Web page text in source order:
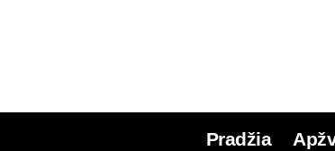
Pradžia